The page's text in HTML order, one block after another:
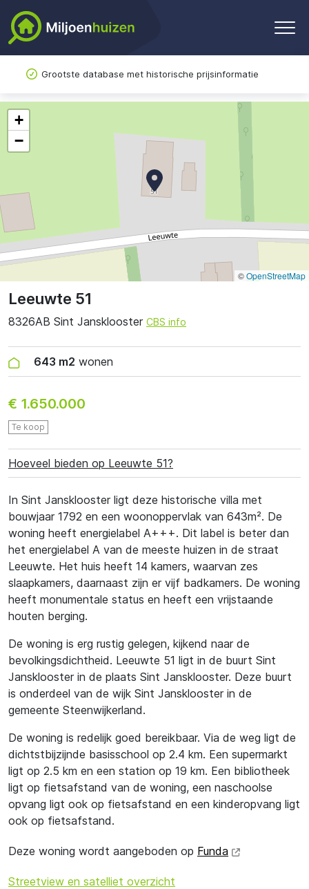
Grootste database met historische prijsinformatie
Leeuwte 51
8326AB Sint Jansklooster CBS info
643 m2 wonen
€ 1.650.000
Te koop
Hoeveel bieden op Leeuwte 51?
In Sint Jansklooster ligt deze historische villa met
bouwjaar 1792 en een woonoppervlak van 643m². De
woning heeft energielabel A+++. Dit label is beter dan
het energielabel A van de meeste huizen in de straat
Leeuwte. Het huis heeft 14 kamers, waarvan zes
slaapkamers, daarnaast zijn er vijf badkamers. De woning
heeft monumentale status en heeft een vrijstaande
houten berging.
De woning is erg rustig gelegen, kijkend naar de
bevolkingsdichtheid. Leeuwte 51 ligt in de buurt Sint
Jansklooster in de plaats Sint Jansklooster. Deze buurt
is onderdeel van de wijk Sint Jansklooster in de
gemeente Steenwijkerland.
De woning is redelijk goed bereikbaar. Via de weg ligt de
dichtstbijzijnde basisschool op 2.4 km. Een supermarkt
ligt op 2.5 km en een station op 19 km. Een bibliotheek
ligt op fietsafstand van de woning, een naschoolse
opvang ligt ook op fietsafstand en een kinderopvang ligt
ook op fietsafstand.
Deze woning wordt aangeboden op Funda
Streetview en satelliet overzicht
+
−
©OpenStreetMap